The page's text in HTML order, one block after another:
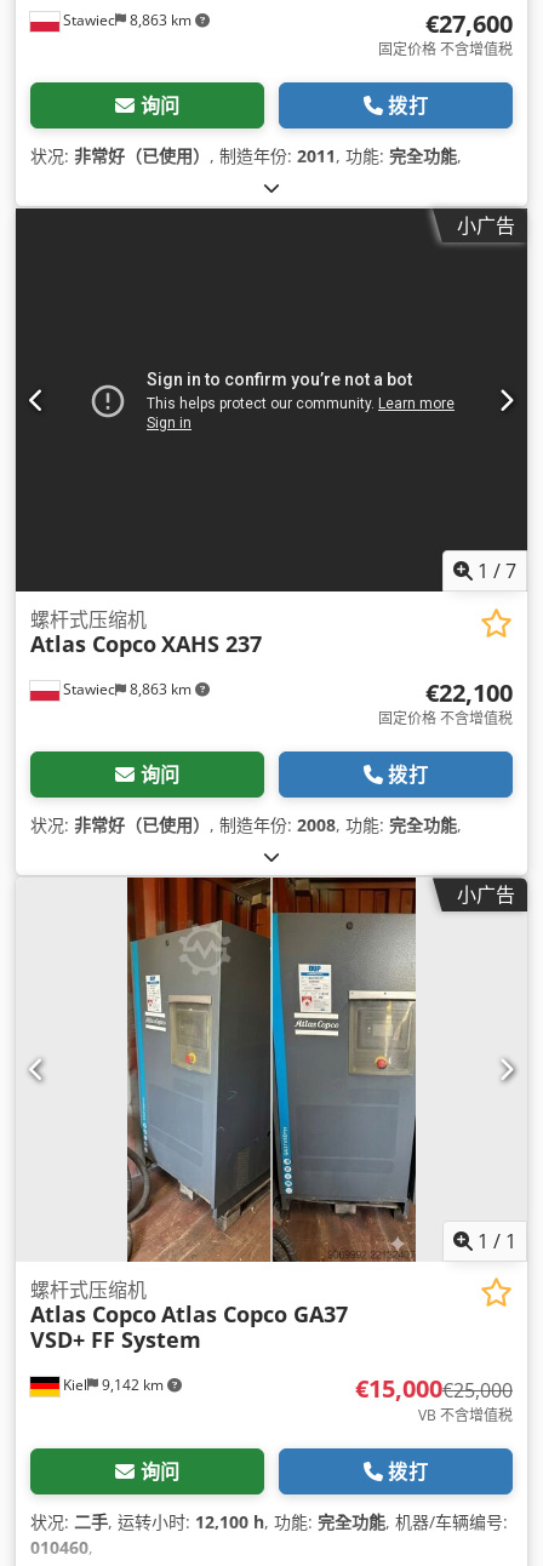
Stawiec 8,863 km €27,600
固定价格 不含增值税
询问 拨打
状况: 非常好（已使用） , 制造年份: 2011, 功能: 完全功能,
小广告
1 /7
Stawiec 8,863 km
螺杆式压缩机
Atlas CopcoXAHS 237
€22,100
固定价格 不含增值税
询问 拨打
状况: 非常好（已使用） , 制造年份: 2008, 功能: 完全功能,
小广告
1 / 1
Kiel 9,142 km
螺杆式压缩机
Atlas CopcoAtlas Copco GA37
VSD+ FF System
€15,000€25,000
VB 不含增值税
询问 拨打
状况: 二手, 运转小时: 12,100 h, 功能: 完全功能, 机器/车辆编号:
010460,